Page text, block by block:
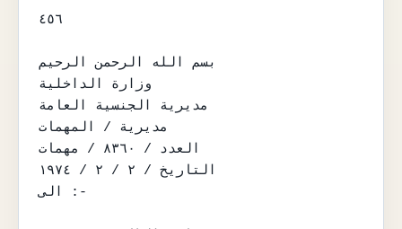
٤٥٦
بسم الله الرحمن الرحيم
وزارة الداخلية
مديرية الجنسية العامة
مديرية / المهمات
العدد / ٨٣٦٠ / مهمات
التاريخ / ٢ / ٢ / ١٩٧٤
الى :-